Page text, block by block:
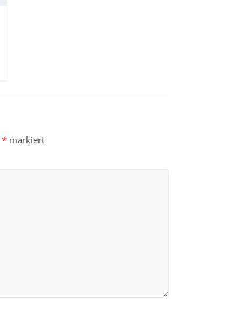
* markiert